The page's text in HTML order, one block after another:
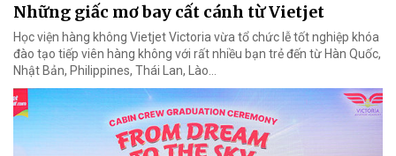
Những giấc mơ bay cất cánh từ Vietjet
Học viện hàng không Vietjet Victoria vừa tổ chức lễ tốt nghiệp khóa
đào tạo tiếp viên hàng không với rất nhiều bạn trẻ đến từ Hàn Quốc,
Nhật Bản, Philippines, Thái Lan, Lào…